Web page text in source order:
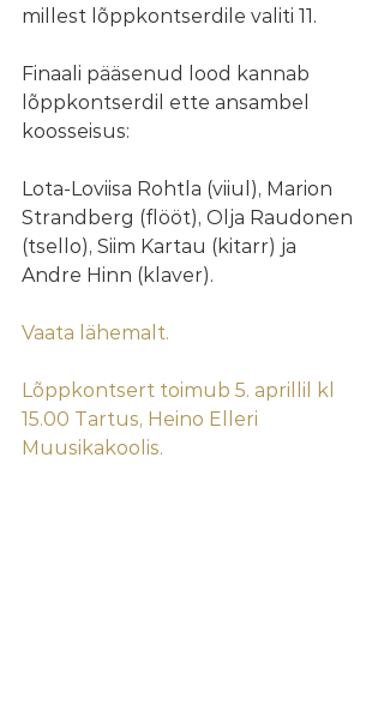
millest lõppkontserdile valiti 11.
Finaali pääsenud lood kannab
lõppkontserdil ette ansambel
koosseisus:
Lota-Loviisa Rohtla (viiul), Marion
Strandberg (flööt), Olja Raudonen
(tsello), Siim Kartau (kitarr) ja
Andre Hinn (klaver).
Vaata lähemalt.
Lõppkontsert toimub 5. aprillil kl
15.00 Tartus, Heino Elleri
Muusikakoolis.